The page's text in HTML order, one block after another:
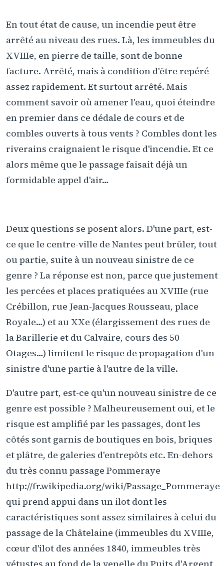
En tout état de cause, un incendie peut être
arrêté au niveau des rues. Là, les immeubles du
XVIIIe, en pierre de taille, sont de bonne
facture. Arrêté, mais à condition d'être repéré
assez rapidement. Et surtout arrêté. Mais
comment savoir où amener l'eau, quoi éteindre
en premier dans ce dédale de cours et de
combles ouverts à tous vents ? Combles dont les
riverains craignaient le risque d'incendie. Et ce
alors même que le passage faisait déjà un
formidable appel d'air…
Deux questions se posent alors. D'une part, est-
ce que le centre-ville de Nantes peut brûler, tout
ou partie, suite à un nouveau sinistre de ce
genre ? La réponse est non, parce que justement
les percées et places pratiquées au XVIIIe (rue
Crébillon, rue Jean-Jacques Rousseau, place
Royale…) et au XXe (élargissement des rues de
la Barillerie et du Calvaire, cours des 50
Otages…) limitent le risque de propagation d'un
sinistre d'une partie à l'autre de la ville.
D'autre part, est-ce qu'un nouveau sinistre de ce
genre est possible ? Malheureusement oui, et le
risque est amplifié par les passages, dont les
côtés sont garnis de boutiques en bois, briques
et plâtre, de galeries d'entrepôts etc. En-dehors
du très connu passage Pommeraye
http://fr.wikipedia.org/wiki/Passage_Pommeraye
qui prend appui dans un ilot dont les
caractéristiques sont assez similaires à celui du
passage de la Châtelaine (immeubles du XVIIIe,
cœur d'ilot des années 1840, immeubles très